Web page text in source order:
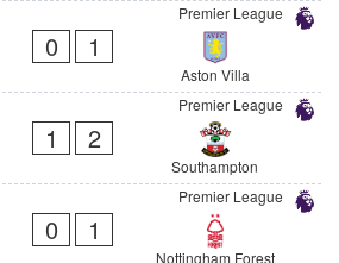
Premier League
0 1
Aston Villa
Premier League
1 2
Southampton
Premier League
0 1
Nottingham Forest